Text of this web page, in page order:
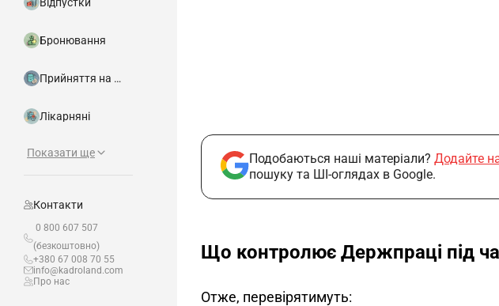
Бронювання
Прийняття на роботу
Лікарняні
Показати ще
Контакти
0 800 607 507
(безкоштовно)
+380 67 008 70 55
info@kadroland.com
Про нас
Подобаються наші матеріали? Додайте
пошуку та ШІ-оглядах в Google.
Що контролює Держпраці під
Отже, перевірятимуть: